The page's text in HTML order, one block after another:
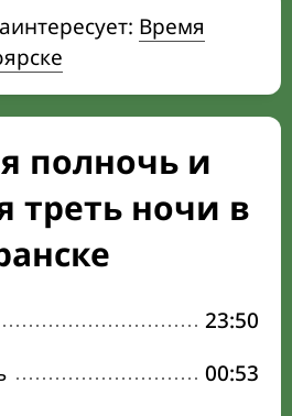
Время
полночь и
треть ночи в
23:50
00:53